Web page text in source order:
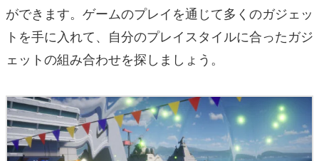
ができます。ゲームのプレイを通じて多くのガジェッ
トを手に入れて、自分のプレイスタイルに合ったガジ
ェットの組み合わせを探しましょう。